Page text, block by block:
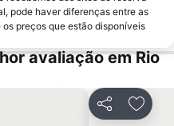
de São Conrado
Teresa
pode haver diferenças entre as
preços que estão disponíveis
avaliação em Rio
Partilhar